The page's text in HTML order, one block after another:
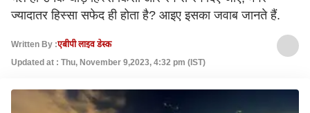
ज्यादातर हिस्सा सफेद ही होता है? आइए इसका जवाब जानते हैं.
Written By :एबीपी लाइव डेस्क
Updated at : Thu, November 9,2023, 4:32 pm (IST)